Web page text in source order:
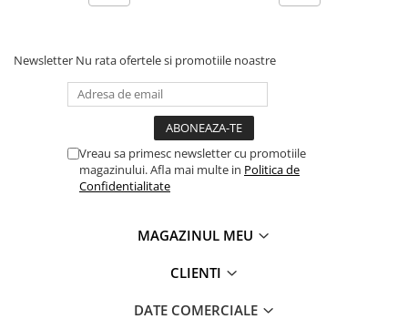
Newsletter Nu rata ofertele si promotiile noastre
Vreau sa primesc newsletter cu promotiile
magazinului. Afla mai multe in Politica de
Confidentialitate
MAGAZINUL MEU
CLIENTI
DATE COMERCIALE